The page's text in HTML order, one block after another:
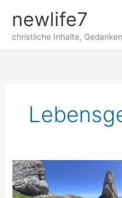
Inhalt
springen
newlife7
christliche Inhalte,